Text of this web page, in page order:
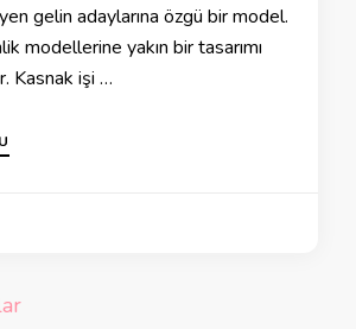
gelin adaylarına özgü bir model.
modellerine yakın bir tasarımı
Kasnak işi …